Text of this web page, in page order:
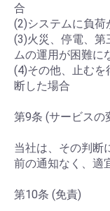
合
(2)システムに負荷
(3)火災、停電、
ムの運用が困難に
(4)その他、止む
断した場合
第9条 (サービスの
当社は、その判断
前の通知なく、適
第10条 (免責)